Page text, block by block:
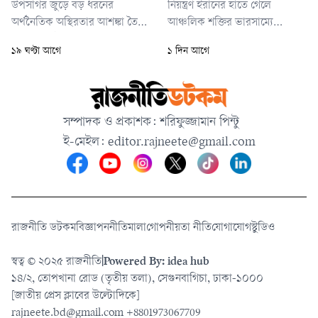
উপসাগর জুড়ে বড় ধরনের
অর্থনৈতিক অস্থিরতার আশঙ্কা তৈরি
পদক্ষেপ থেকে বিরত রাখাই ছিল
জুলাই ট্রাম্প ইরানের জ্বালানি
নেটওয়ার্ক ও অবকাঠামোয় হামলার
হুমকি দেওয়ার পর উচ্চপর্যায়ের
একাধিক কূটনৈতিক যোগাযোগের
১৯ ঘণ্টা আগে
নিয়ন্ত্রণ ইরানের হাতে গেলে
আঞ্চলিক শক্তির ভারসাম্যে
ঘটবে। ফেব্রুয়ারিতে যুক্তরাষ্ট্র ও
আগে বিশ্বের সব দেশের জাহাজ
কোনো ধরনের ফি ছাড়াই অবাধে
হরমুজ প্রণালি ব্যবহার করতে
পারত।
১ দিন আগে
সম্পাদক ও প্রকাশক: শরিফুজ্জামান পিন্টু
ই-মেইল: editor.rajneete@gmail.com
রাজনীতি ডটকমবিজ্ঞাপননীতিমালাগোপনীয়তা নীতিযোগাযোগস্টুডিও
স্বত্ব © ২০২৫ রাজনীতিPowered By: idea hub
১৪/২, তোপখানা রোড (তৃতীয় তলা), সেগুনবাগিচা, ঢাকা-১০০০
[জাতীয় প্রেস ক্লাবের উল্টোদিকে]
rajneete.bd@gmail.com +8801973067709